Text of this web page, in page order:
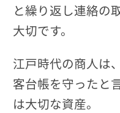
と繰り返し連絡の
大切です。
江戸時代の商人は
客台帳を守ったと
は大切な資産。